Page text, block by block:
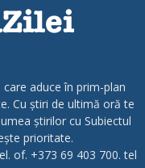
aduce în prim-plan
Cu știri de ultimă oră te
știrilor cu Subiectul
prioritate.
of. +373 69 403 700. tel